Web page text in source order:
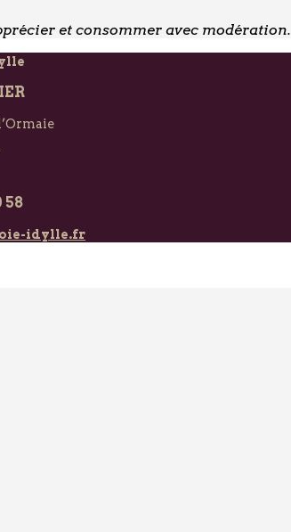
et consommer avec modération.
58
idylle.fr